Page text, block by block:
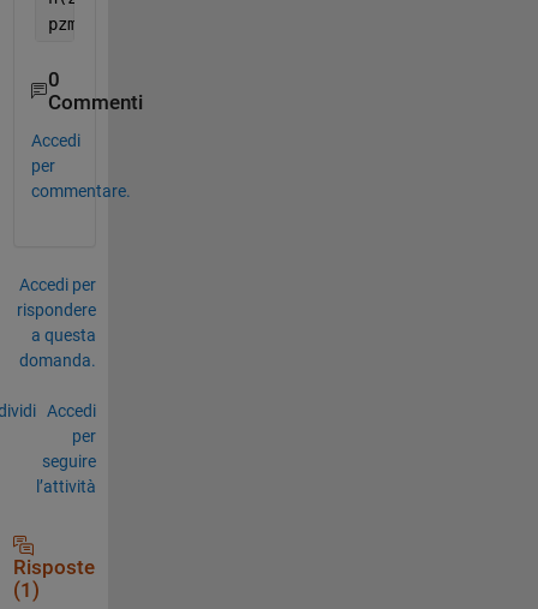
pzmap(h);
0
Commenti
Accedi
per
commentare.
Accedi per
rispondere
a questa
domanda.
Accedi
per
seguire
l’attività
Risposte
(1)